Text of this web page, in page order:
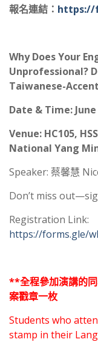
報名連結： https://
Why Does Your
Unprofessional?
Taiwanese-
Date & Time:
Venue: HC105,
National Yang
Speaker: 蔡馨慧
Don’t miss
Registration Link:
https://forms.gle/
**全程參加演講的
案戳章一枚
Students who
stamp in their